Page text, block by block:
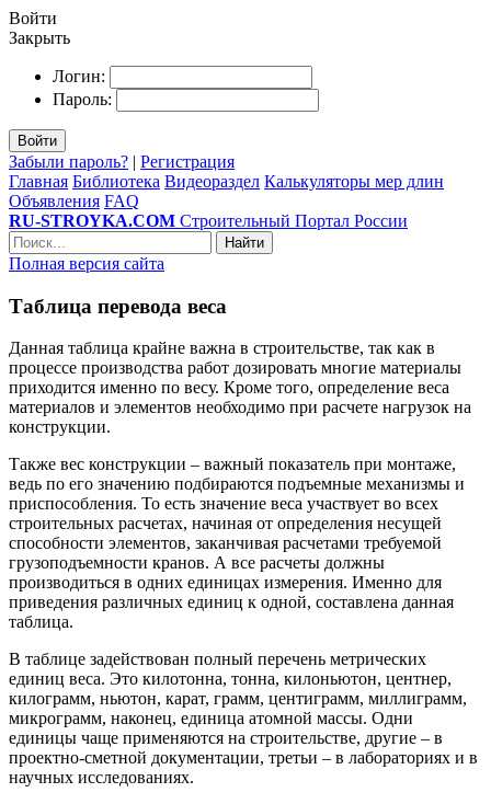
Войти
Закрыть
Логин:
Пароль:
Войти
Забыли пароль? | Регистрация
Главная Библиотека Видеораздел Калькуляторы мер длин
Объявления FAQ
RU-STROYKA.COM Строительный Портал России
Найти
Полная версия сайта
Таблица перевода веса
Данная таблица крайне важна в строительстве, так как в
процессе производства работ дозировать многие материалы
приходится именно по весу. Кроме того, определение веса
материалов и элементов необходимо при расчете нагрузок на
конструкции.
Также вес конструкции – важный показатель при монтаже,
ведь по его значению подбираются подъемные механизмы и
приспособления. То есть значение веса участвует во всех
строительных расчетах, начиная от определения несущей
способности элементов, заканчивая расчетами требуемой
грузоподъемности кранов. А все расчеты должны
производиться в одних единицах измерения. Именно для
приведения различных единиц к одной, составлена данная
таблица.
В таблице задействован полный перечень метрических
единиц веса. Это килотонна, тонна, килоньютон, центнер,
килограмм, ньютон, карат, грамм, центиграмм, миллиграмм,
микрограмм, наконец, единица атомной массы. Одни
единицы чаще применяются на строительстве, другие – в
проектно-сметной документации, третьи – в лабораториях и в
научных исследованиях.